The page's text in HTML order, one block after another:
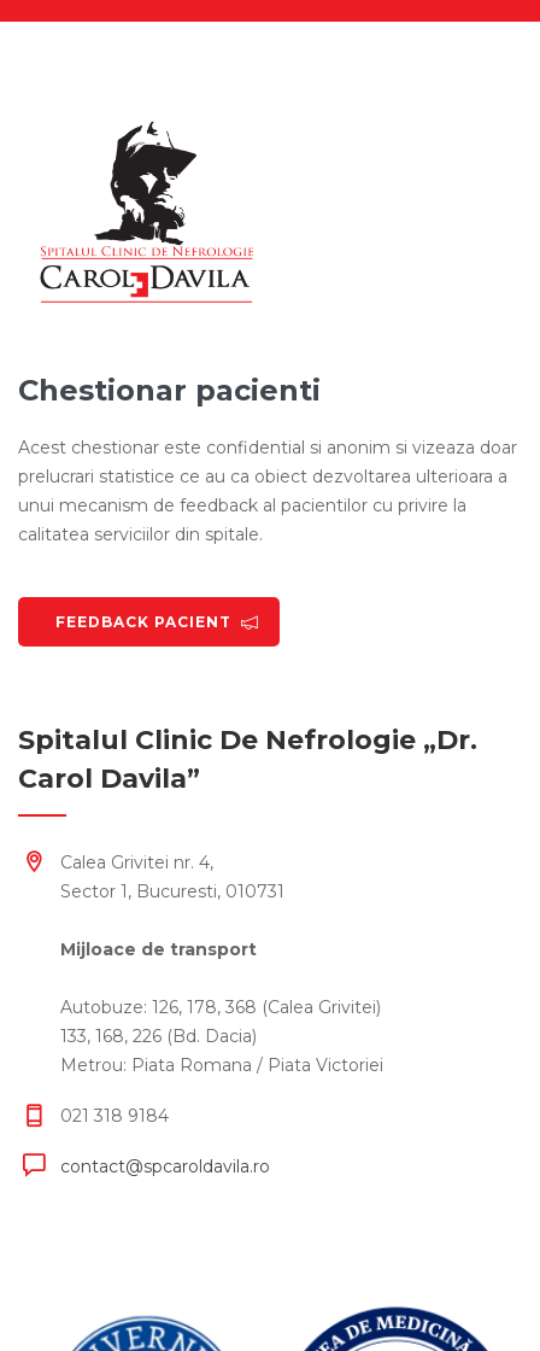
Chestionar pacienti
Acest chestionar este confidential si anonim si vizeaza doar
prelucrari statistice ce au ca obiect dezvoltarea ulterioara a
unui mecanism de feedback al pacientilor cu privire la
calitatea serviciilor din spitale.
FEEDBACK PACIENT
Spitalul Clinic De Nefrologie „Dr.
Carol Davila”
Calea Grivitei nr. 4,
Sector 1, Bucuresti, 010731
Mijloace de transport
Autobuze: 126, 178, 368 (Calea Grivitei)
133, 168, 226 (Bd. Dacia)
Metrou: Piata Romana / Piata Victoriei
021 318 9184
contact@spcaroldavila.ro